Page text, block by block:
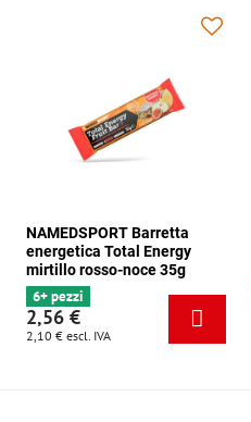
NAMEDSPORT Barretta
energetica Total Energy
mirtillo rosso-noce 35g
6+ pezzi
2,56 €
2,10 € escl. IVA